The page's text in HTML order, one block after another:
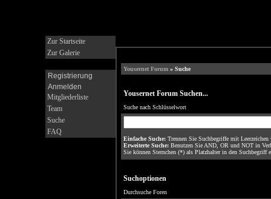
Zur Startseite
Zur Galerie
Registrierung
Anmelden
Mitgliederliste
Team
Suche
FAQ
Yousernet Forum» Suche
Yousernet Forum Suchen...
Suche nach Schlüsselwort
Einfache Suche:Trennen Sie Suchbegriffe mit Leerzeichen
Erweiterte Suche:Benutzen Sie AND, OR und NOT in
Sie können Sternchen (*) als Platzhalter in den Suchbegriff
Suchoptionen
Durchsuche Foren